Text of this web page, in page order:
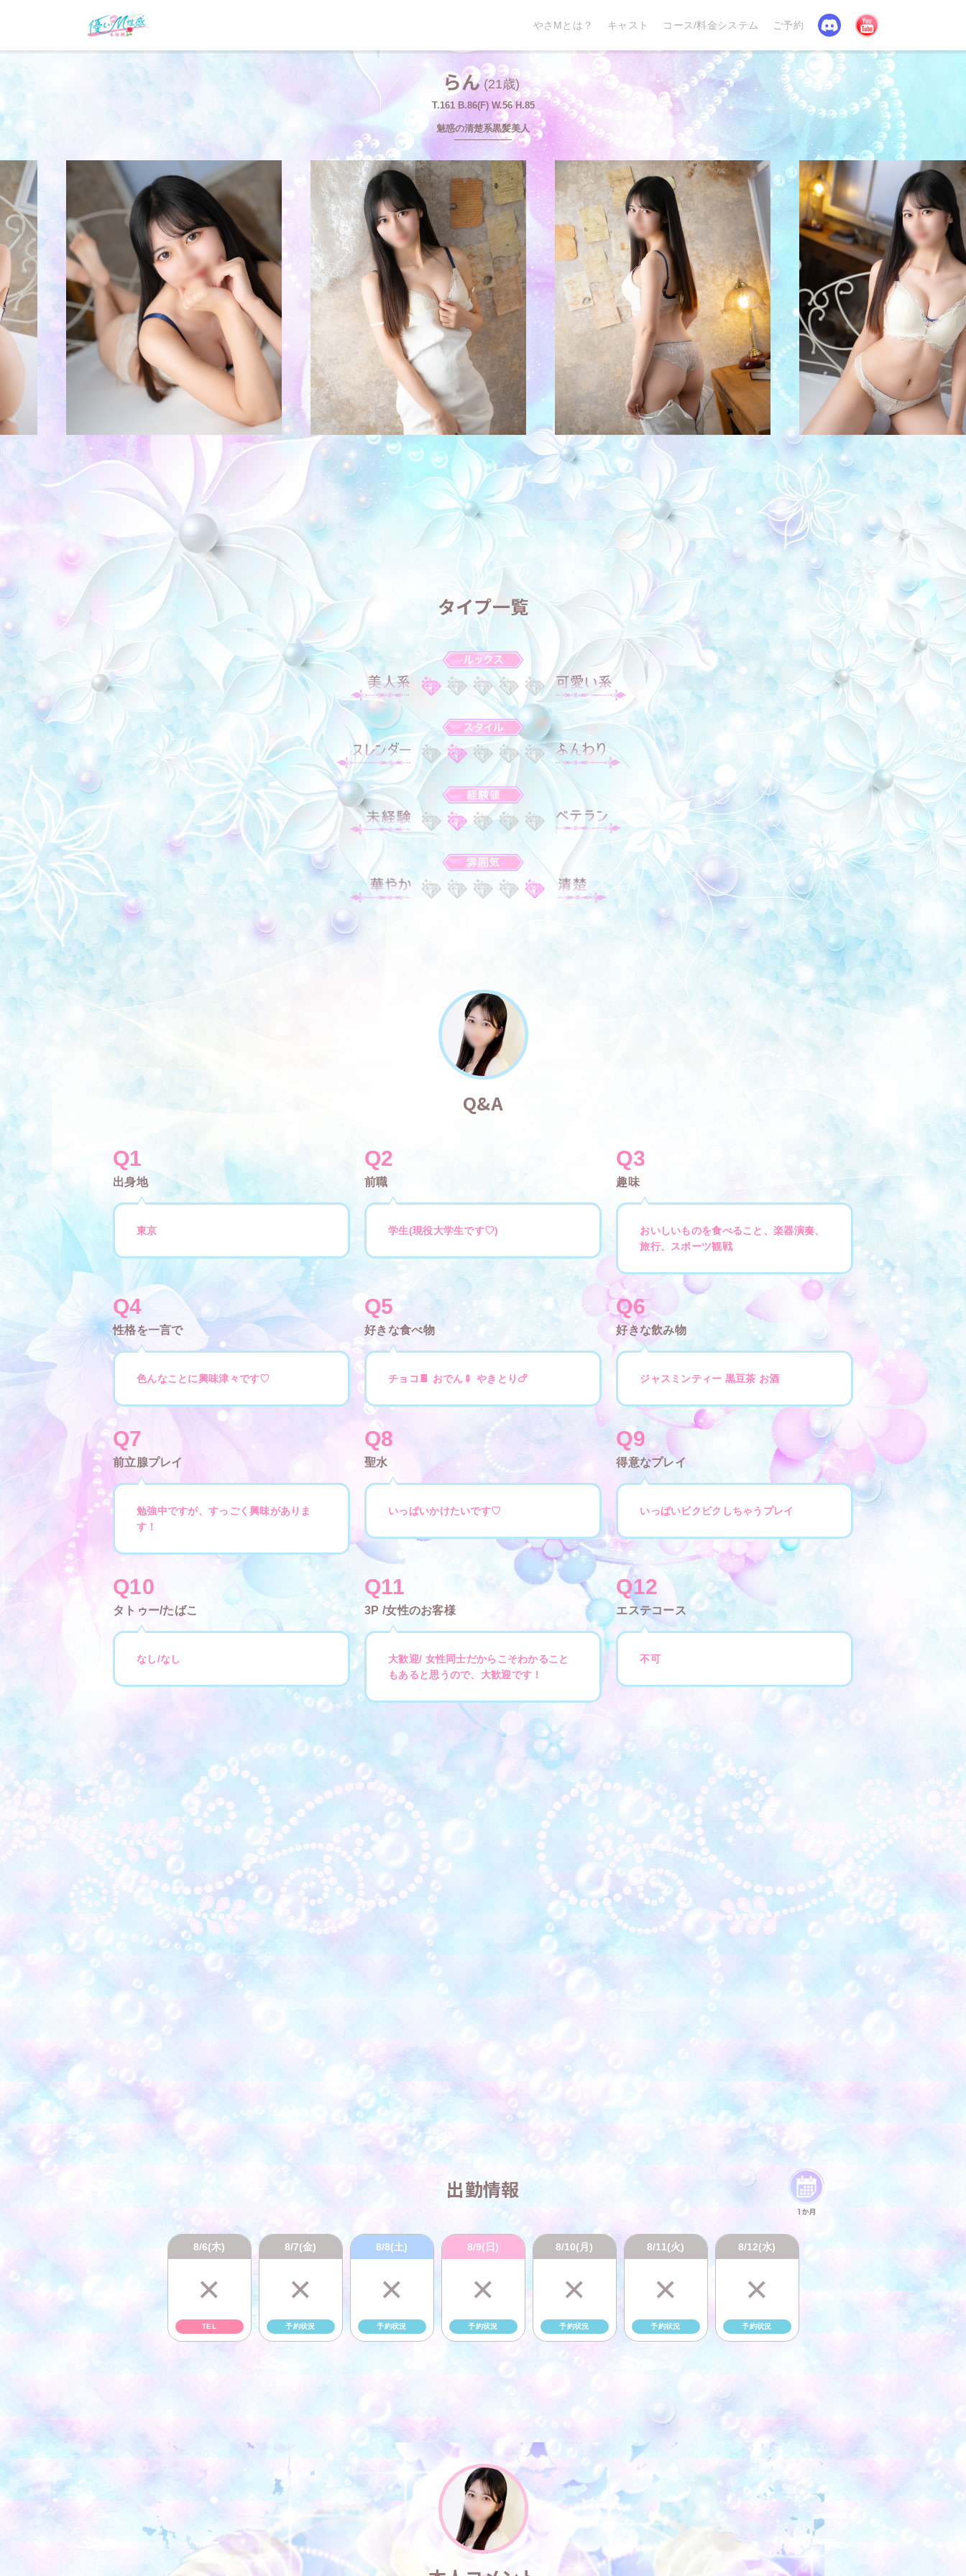
やさMとは？ キャスト コース/料金システム ご予約 Discord
らん (21歳)
T.161 B.86(F) W.56 H.85
魅惑の清楚系黒髪美人
タイプ一覧
Q&A
Q1
出身地
東京
Q2
前職
学生(現役大学生です♡)
Q3
趣味
おいしいものを食べること、楽器演奏、
旅行、スポーツ観戦
Q4
性格を一言で
色んなことに興味津々です♡
Q5
好きな食べ物
チョコ🍫 おでん🍢 やきとり🍗
Q6
好きな飲み物
ジャスミンティー 黒豆茶 お酒
Q7
前立腺プレイ
勉強中ですが、すっごく興味がありま
す！
Q8
聖水
いっぱいかけたいです♡
Q9
得意なプレイ
いっぱいビクビクしちゃうプレイ
Q10
タトゥー/たばこ
なし/なし
Q11
3P /女性のお客様
大歓迎/ 女性同士だからこそわかること
もあると思うので、大歓迎です！
Q12
エステコース
不可
出勤情報
8/6(木)
×
TEL
8/7(金)
×
予約状況
8/8(土)
×
予約状況
8/9(日)
×
予約状況
8/10(月)
×
予約状況
8/11(火)
×
予約状況
8/12(水)
×
予約状況